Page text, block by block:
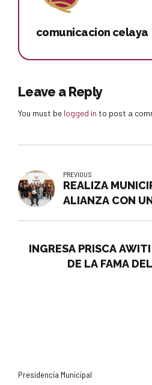
comunicacion celaya
Leave a Reply
You must be logged in to post a
PREVIOUS
REALIZA
ALIANZA CON
INGRESA PRISCA
DE LA FAMA
Presidencia Municipal